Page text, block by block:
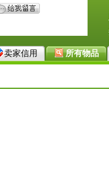
卖家信用 所有物品